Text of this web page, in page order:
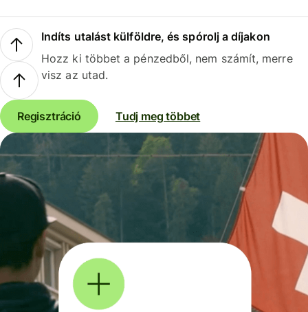
Indíts utalást külföldre, és spórolj a díjakon
Hozz ki többet a pénzedből, nem számít, merre
visz az utad.
Regisztráció Tudj meg többet